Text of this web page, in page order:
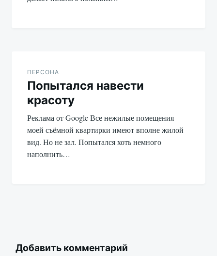
ПЕРСОНА
Попытался навести
красоту
Реклама от Google Все нежилые помещения
моей съёмной квартирки имеют вполне жилой
вид. Но не зал. Попытался хоть немного
наполнить…
Добавить комментарий